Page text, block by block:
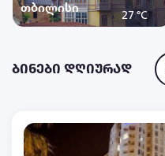
თბილისი
27 °C
ბინები დღიურად